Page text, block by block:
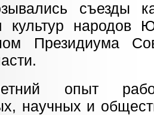
съезды
культур
Президиума
опыт
научных и